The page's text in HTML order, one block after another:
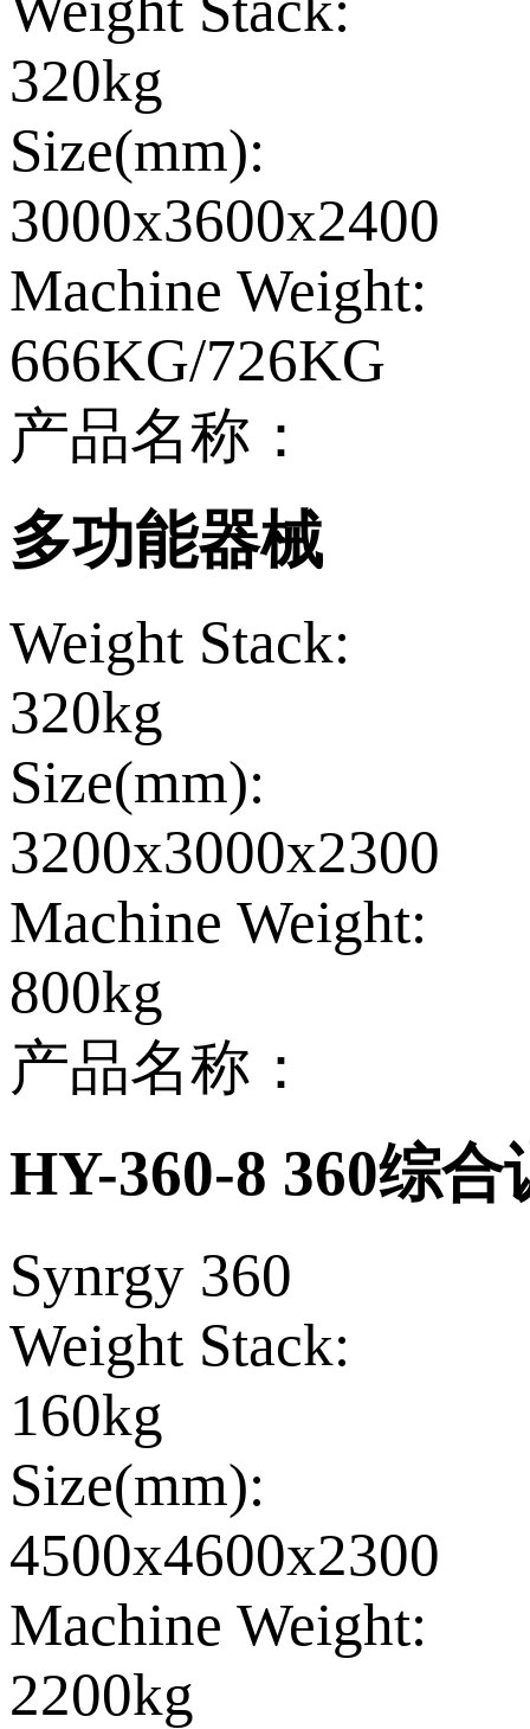
320kg
Size(mm):
3000x3600x2400
Machine Weight:
666KG/726KG
产品名称：
多功能器械
Weight Stack:
320kg
Size(mm):
3200x3000x2300
Machine Weight:
800kg
产品名称：
HY-360-8 360综
Synrgy 360
Weight Stack:
160kg
Size(mm):
4500x4600x2300
Machine Weight:
2200kg